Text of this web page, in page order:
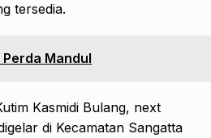
tersedia.
Mandul
Kasmidi Bulang, next
di Kecamatan Sangatta